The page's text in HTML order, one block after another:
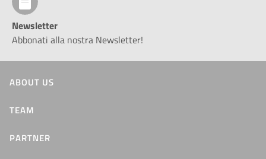
Newsletter
Abbonati alla nostra Newsletter!
ABOUT US
TEAM
PARTNER